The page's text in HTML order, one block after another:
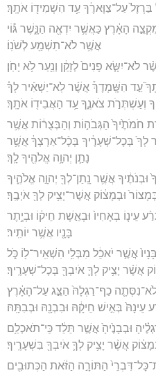
בַּרְזֶל֙ עַל־צַוָּארֶ֔ךָ עַ֥ד הִשְׁמִיד֖וֹ אֹתָֽךְ׃
מִקְצֵ֣ה הָאָ֔רֶץ כַּאֲשֶׁ֥ר יִדְאֶ֖ה הַנָּ֑שֶׁר גּ֕וֹי
אֲשֶׁ֥ר לֹא־תִשְׁמַ֖ע לְשֹׁנֽוֹ׃
לֹא־יִשָּׂ֤א פָנִים֙ לְזָקֵ֔ן וְנַ֖עַר לֹ֥א יָחֹֽן׃
עַ֣ד הִשָּֽׁמְדָךְ֒ אֲשֶׁ֨ר לֹֽא־יַשְׁאִ֜יר לְךָ֗
וְעַשְׁתְּרֹ֣ת צֹאנֶ֑ךָ עַ֥ד הַאֲבִיד֖וֹ אֹתָֽךְ׃
חֹמֹתֶ֙יךָ֙ הַגְּבֹה֣וֹת וְהַבְּצֻר֔וֹת אֲשֶׁ֥ר
לְךָ֙ בְּכָל־שְׁעָרֶ֔יךָ בְּכָ֨ל־אַרְצְךָ֔ אֲשֶׁ֥ר
נָתַ֛ן יְהוָ֥ה אֱלֹהֶ֖יךָ לָֽךְ׃
וּבְנֹתֶ֔יךָ אֲשֶׁ֥ר נָֽתַן־לְךָ֖ יְהוָ֣ה אֱלֹהֶ֑יךָ
וּבְמָצ֔וֹק אֲשֶׁר־יָצִ֥יק לְךָ֖ אֹיְבֶֽךָ׃
עֵינ֤וֹ בְאָחִיו֙ וּבְאֵ֣שֶׁת חֵיק֔וֹ וּבְיֶ֥תֶר
בָּנָ֖יו אֲשֶׁ֥ר יוֹתִֽיר׃
אֲשֶׁ֣ר יֹאכֵ֔ל מִבְּלִ֥י הִשְׁאִֽיר־ל֖וֹ כֹּ֑ל
אֲשֶׁ֨ר יָצִ֥יק לְךָ֛ אֹיִבְךָ֖ בְּכָל־שְׁעָרֶֽיךָ׃
כַף־רַגְלָהּ֙ הַצֵּ֣ג עַל־הָאָ֔רֶץ
עֵינָהּ֙ בְּאִ֣ישׁ חֵיקָ֔הּ וּבִבְנָ֖הּ וּבְבִתָּֽהּ׃
וּבְבָנֶ֙יהָ֙ אֲשֶׁ֣ר תֵּלֵ֔ד כִּֽי־תֹאכְלֵ֥ם
אֲשֶׁ֨ר יָצִ֥יק לְךָ֛ אֹיִבְךָ֖ בִּשְׁעָרֶֽיךָ׃
הַתּוֹרָ֣ה הַזֹּ֔את הַכְּתוּבִ֖ים